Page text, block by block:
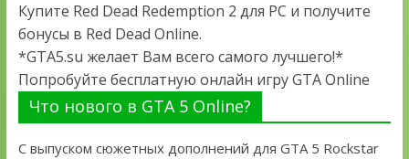
Купите Red Dead Redemption 2 для PC и получите
бонусы в Red Dead Online.
*GTA5.su желает Вам всего самого лучшего!*
Попробуйте бесплатную онлайн игру GTA Online
Что нового в GTA 5 Online?
С выпуском сюжетных дополнений для GTA 5 Rockstar